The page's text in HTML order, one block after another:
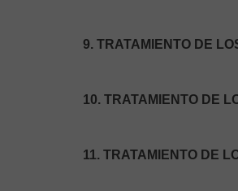
9. TRATAMIENTO DE
10. TRATAMIENTO DE
11. TRATAMIENTO DE